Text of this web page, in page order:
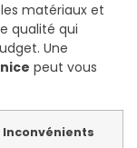
matériaux et
qualité qui
Une
peut vous
Inconvénients